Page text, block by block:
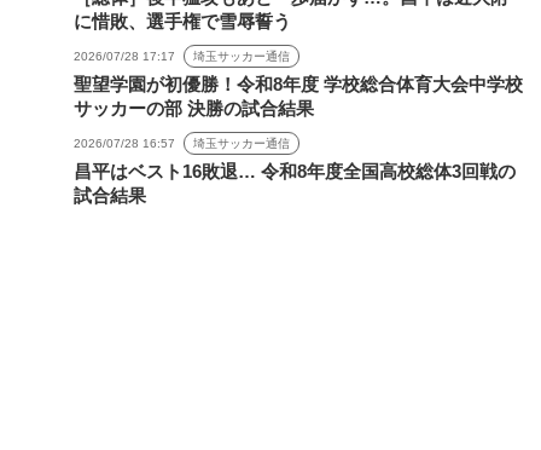
に惜敗、選手権で雪辱誓う
2026/07/28 17:17 埼玉サッカー通信
聖望学園が初優勝！令和8年度 学校総合体育大会中学校
サッカーの部 決勝の試合結果
2026/07/28 16:57 埼玉サッカー通信
昌平はベスト16敗退… 令和8年度全国高校総体3回戦の
試合結果